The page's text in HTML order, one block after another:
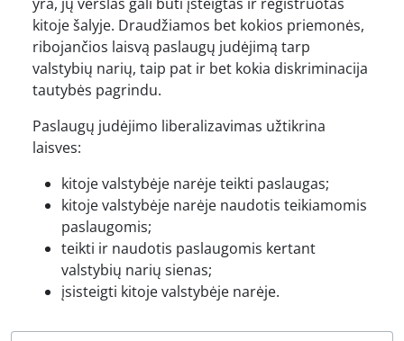
kitoje šalyje. Draudžiamos bet kokios priemonės,
ribojančios laisvą paslaugų judėjimą tarp
valstybių narių, taip pat ir bet kokia diskriminacija
tautybės pagrindu.
Paslaugų judėjimo liberalizavimas užtikrina
laisves:
kitoje valstybėje narėje teikti paslaugas;
kitoje valstybėje narėje naudotis teikiamomis
paslaugomis;
teikti ir naudotis paslaugomis kertant
valstybių narių sienas;
įsisteigti kitoje valstybėje narėje.